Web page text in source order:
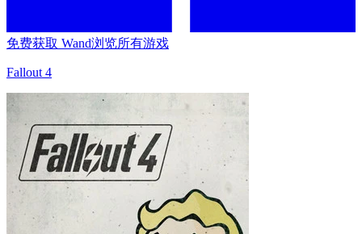
免费获取 Wand浏览所有游戏
Fallout 4